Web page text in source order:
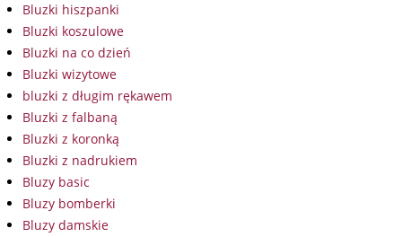
Bluzki hiszpanki
Bluzki koszulowe
Bluzki na co dzień
Bluzki wizytowe
bluzki z długim rękawem
Bluzki z falbaną
Bluzki z koronką
Bluzki z nadrukiem
Bluzy basic
Bluzy bomberki
Bluzy damskie